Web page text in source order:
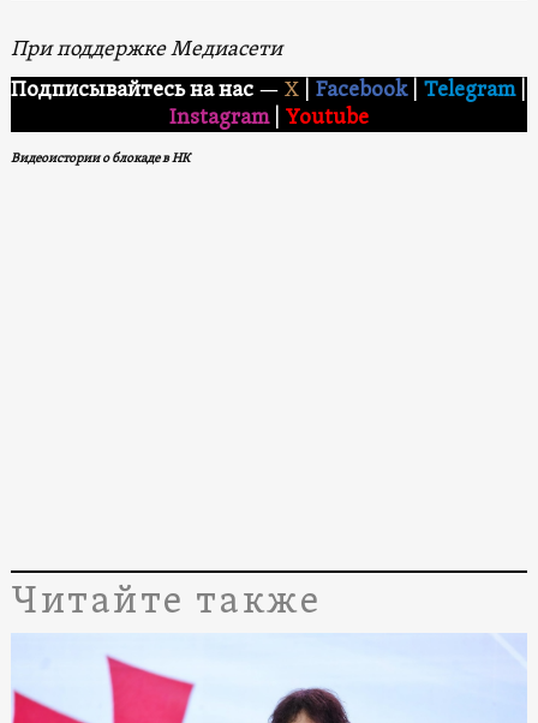
При поддержке Медиасети
Подписывайтесь на нас — X Facebook Telegram|
Instagram
Youtube
Видеоистории о блокаде в НК
Читайте также